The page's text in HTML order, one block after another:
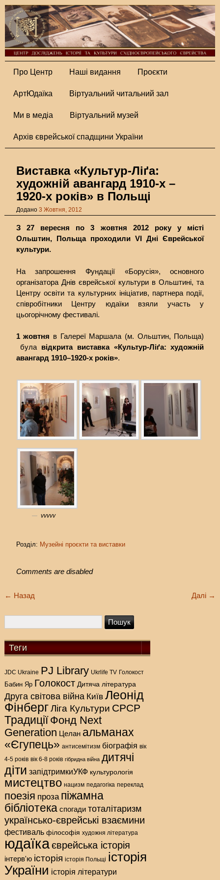
Про Центр Наші видання Проєкти
АртЮдаїка Віртуальний читальний зал
Ми в медіа Віртуальний музей
Архів єврейської спадщини України
Виставка «Культур-Ліґа:
художній авангард 1910-х –
1920-х років» в Польщі
Додано 3 Жовтня, 2012
З 27 вересня по 3 жовтня 2012 року у місті
Ольштин, Польща проходили VI Дні Єврейської
культури.
На запрошення Фундації «Борусія», основного
організатора Днів єврейської культури в Ольштині, та
Центру освіти та культурних ініціатив, партнера події,
співробітники Центру юдаїки взяли участь у
цьогорічному фестивалі.
1 жовтня в Галереї Маршала (м. Ольштин, Польща)
була відкрита виставка «Культур-Ліґа: художній
авангард 1910–1920-х років».
vvvvv
Розділ: Музейні проєкти та виставки
Comments are disabled
← Назад Далі →
Теги
JDC Ukraine PJ Library Ukrlife TV Голокост
Бабин Яр Голокост Дитяча література
Друга світова війна Київ Леонід
Фінберг Ліга Культури СРСР
ТрадиціїФонд Next
Generation Целан альманах
«Єгупець» антисемітизм біографія вік
4-5 років вік 6-8 років гібридна війна дитячі
діти запідтримкиУКФ культурологія
мистецтво нацизм педагогіка переклад
поезія проза піжамна
бібліотека спогади тоталітаризм
українсько-єврейські взаємини
фестиваль філософія художня література
юдаїка єврейська історія
інтерв'ю історія історія Польщі історія
України історія літератури